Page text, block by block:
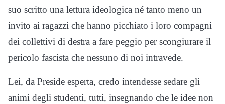
suo scritto una lettura ideologica né tanto meno un
invito ai ragazzi che hanno picchiato i loro compagni
dei collettivi di destra a fare peggio per scongiurare il
pericolo fascista che nessuno di noi intravede.
Lei, da Preside esperta, credo intendesse sedare gli
animi degli studenti, tutti, insegnando che le idee non